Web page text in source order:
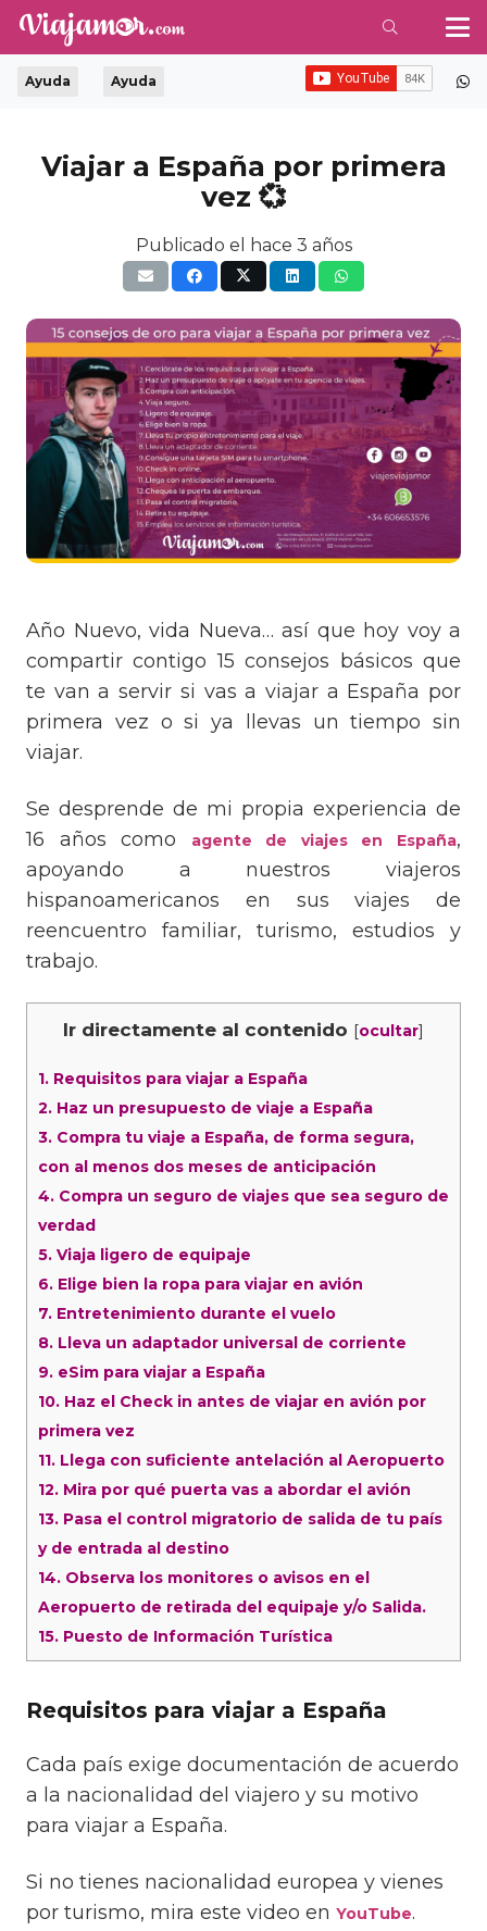
Ayuda Ayuda
Viajar a España por primera
vez 💞
Publicado el hace 3 años
Año Nuevo, vida Nueva… así que hoy voy a
compartir contigo 15 consejos básicos que
te van a servir si vas a viajar a España por
primera vez o si ya llevas un tiempo sin
viajar.
Se desprende de mi propia experiencia de
16 años como
agente de viajes en España,
apoyando a nuestros viajeros
hispanoamericanos en sus viajes de
reencuentro familiar, turismo, estudios y
trabajo.
Ir directamente al contenido [ocultar]
1. Requisitos para viajar a España
2. Haz un presupuesto de viaje a España
3. Compra tu viaje a España, de forma segura,
con al menos dos meses de anticipación
4. Compra un seguro de viajes que sea seguro de
verdad
5. Viaja ligero de equipaje
6. Elige bien la ropa para viajar en avión
7. Entretenimiento durante el vuelo
8. Lleva un adaptador universal de corriente
9. eSim para viajar a España
10. Haz el Check in antes de viajar en avión por
primera vez
11. Llega con suficiente antelación al Aeropuerto
12. Mira por qué puerta vas a abordar el avión
13. Pasa el control migratorio de salida de tu país
y de entrada al destino
14. Observa los monitores o avisos en el
Aeropuerto de retirada del equipaje y/o Salida.
15. Puesto de Información Turística
Requisitos para viajar a España
Cada país exige documentación de acuerdo
a la nacionalidad del viajero y su motivo
para viajar a España.
Si no tienes nacionalidad europea y vienes
por turismo, mira este video en YouTube.